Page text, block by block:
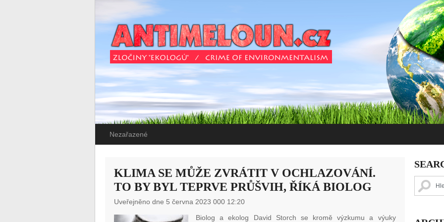
Nezařazené
KLIMA SE MŮŽE ZVRÁTIT V OCHLAZOVÁNÍ.
TO BY BYL TEPRVE PRŮŠVIH, ŘÍKÁ BIOLOG
Uveřejněno dne 5 června 2023 000 12:20
Biolog a ekolog David Storch se kromě výzkumu a výuky